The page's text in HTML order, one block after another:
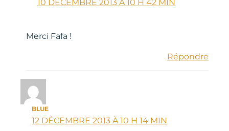
10 DÉCEMBRE 2013 À 10 H 42 MIN
Merci Fafa !
Répondre
BLUE
12 DÉCEMBRE 2013 À 10 H 14 MIN